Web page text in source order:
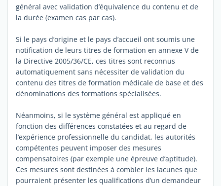
général avec validation d’équivalence du contenu et de
la durée (examen cas par cas).
Si le pays d’origine et le pays d’accueil ont soumis une
notification de leurs titres de formation en annexe V de
la Directive 2005/36/CE, ces titres sont reconnus
automatiquement sans nécessiter de validation du
contenu des titres de formation médicale de base et des
dénominations des formations spécialisées.
Néanmoins, si le système général est appliqué en
fonction des différences constatées et au regard de
l’expérience professionnelle du candidat, les autorités
compétentes peuvent imposer des mesures
compensatoires (par exemple une épreuve d’aptitude).
Ces mesures sont destinées à combler les lacunes que
pourraient présenter les qualifications d’un demandeur